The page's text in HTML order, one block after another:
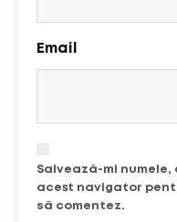
Email
Salvează-mi numele,
acest navigator
să comentez.